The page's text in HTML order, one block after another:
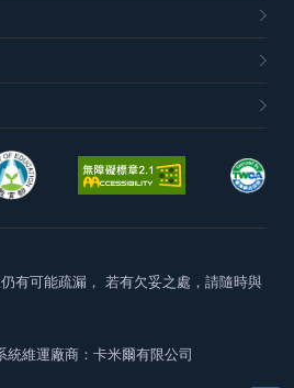
有可能疏漏， 若有欠妥之處，請隨時與
統維運廠商：卡米爾有限公司